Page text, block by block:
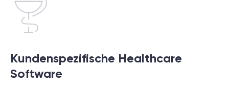
Kundenspezifische Healthcare
Software